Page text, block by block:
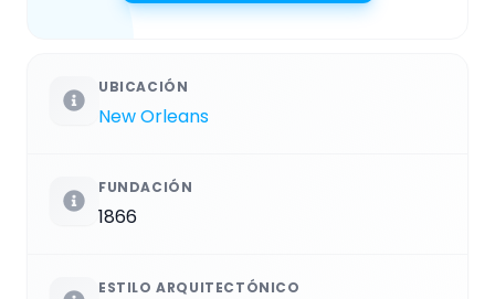
UBICACIÓN
New Orleans
FUNDACIÓN
1866
ESTILO ARQUITECTÓNICO